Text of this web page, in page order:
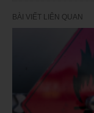
BÀI VIẾT LIÊN QUAN